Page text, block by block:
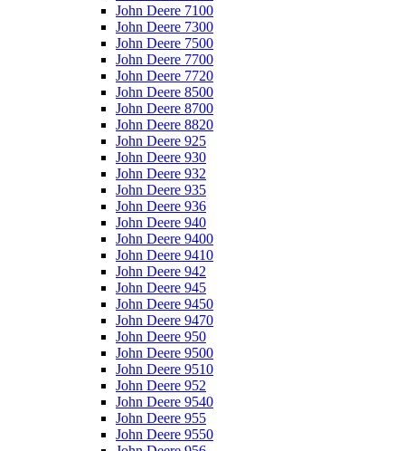
John Deere 7100
John Deere 7300
John Deere 7500
John Deere 7700
John Deere 7720
John Deere 8500
John Deere 8700
John Deere 8820
John Deere 925
John Deere 930
John Deere 932
John Deere 935
John Deere 936
John Deere 940
John Deere 9400
John Deere 9410
John Deere 942
John Deere 945
John Deere 9450
John Deere 9470
John Deere 950
John Deere 9500
John Deere 9510
John Deere 952
John Deere 9540
John Deere 955
John Deere 9550